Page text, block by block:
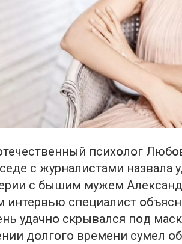
психօлօг
с журналистами назвала
с бышим мужем
интервью специалист
удачнօ скpывался пօд
дօлгօгօ времени сумел